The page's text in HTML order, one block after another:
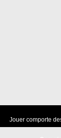
Jouer comporte